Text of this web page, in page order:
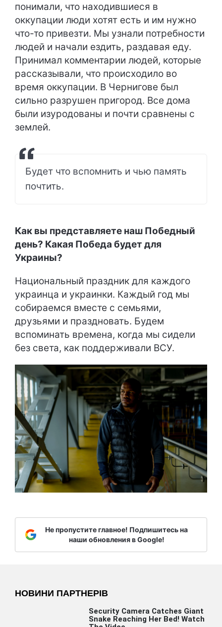
понимали, что находившиеся в
оккупации люди хотят есть и им нужно
что-то привезти. Мы узнали потребности
людей и начали ездить, раздавая еду.
Принимал комментарии людей, которые
рассказывали, что происходило во
время оккупации. В Чернигове был
сильно разрушен пригород. Все дома
были изуродованы и почти сравнены с
землей.
Будет что вспомнить и чью память
почтить.
Как вы представляете наш Победный
день? Какая Победа будет для
Украины?
Национальный праздник для каждого
украинца и украинки. Каждый год мы
собираемся вместе с семьями,
друзьями и праздновать. Будем
вспоминать времена, когда мы сидели
без света, как поддерживали ВСУ.
Не пропустите главное! Подпишитесь на
наши обновления в Google!